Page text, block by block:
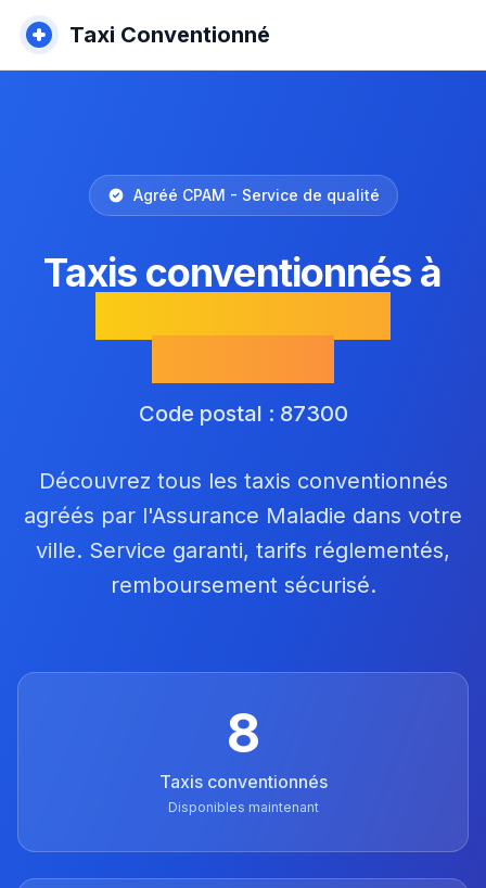
Taxi Conventionné
Agréé CPAM - Service de qualité
Taxis conventionnés à
Code postal : 87300
Découvrez tous les taxis conventionnés
agréés par l'Assurance Maladie dans votre
ville. Service garanti, tarifs réglementés,
remboursement sécurisé.
8
Taxis conventionnés
Disponibles maintenant